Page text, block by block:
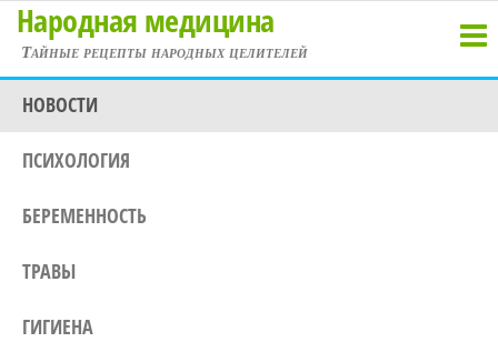
Перейти
содержимому
Народная медицина
Тайные рецепты народных целителей
НОВОСТИ
ПСИХОЛОГИЯ
БЕРЕМЕННОСТЬ
ТРАВЫ
ГИГИЕНА